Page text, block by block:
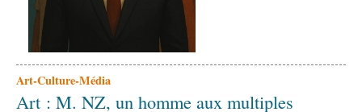
Art-Culture-Média
Art : M. NZ, un homme aux multiples